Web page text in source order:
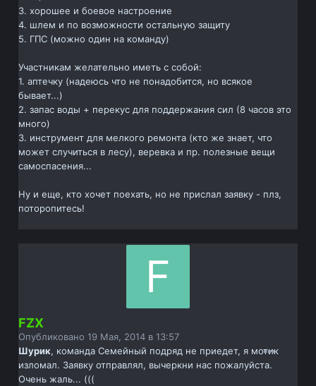
3. хорошее и боевое настроение
4. шлем и по возможности остальную защиту
5. ГПС (можно один на команду)
Участникам желательно иметь с собой:
1. аптечку (надеюсь что не понадобится, но всякое
бывает...)
2. запас воды + перекус для поддержания сил (8 часов это
много)
3. инструмент для мелкого ремонта (кто же знает, что
может случиться в лесу), веревка и пр. полезные вещи
самоспасения...
Ну и еще, кто хочет поехать, но не прислал заявку - плз,
поторопитесь!
FZX
Опубликовано19 Мая, 2014 в 13:57
Шурик, команда Семейный подряд не приедет, я мотик
изломал. Заявку отправлял, вычеркни нас пожалуйста.
Очень жаль... (((